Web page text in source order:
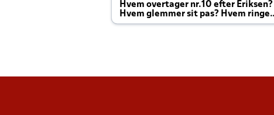
Hvem overtager nr.10 efter Eriksen?
Hvem glemmer sit pas? Hvem ringer
Joachim altid til efter kampe?